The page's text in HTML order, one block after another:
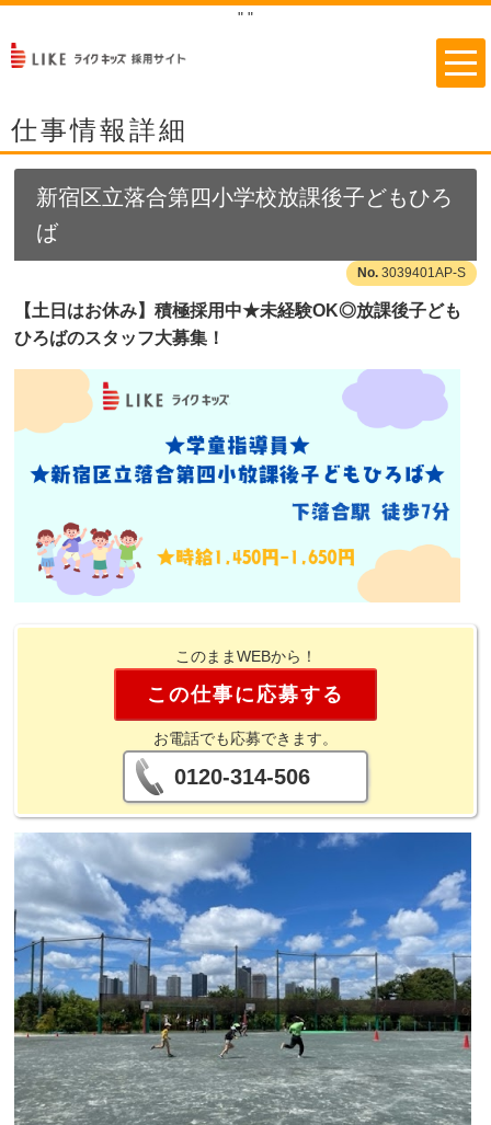
" "
仕事情報詳細
新宿区立落合第四小学校放課後子どもひろ
ば
3039401AP-S
【土日はお休み】積極採用中★未経験OK◎放課後子ども
ひろばのスタッフ大募集！
このままWEBから！
この仕事に応募する
お電話でも応募できます。
0120-314-506